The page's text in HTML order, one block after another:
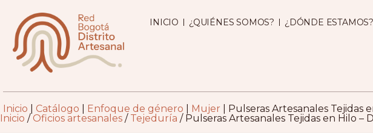
INICIO ¿QUIÉNES SOMOS? ¿DÓNDE ESTAMOS?
Inicio Catálogo Enfoque de género Mujer
Pulseras Artesanales Tejidas
Inicio / Oficios artesanales / Tejeduría / Pulseras Artesanales Tejidas en Hilo –